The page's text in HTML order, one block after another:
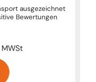
ausgezeichnet
Bewertungen